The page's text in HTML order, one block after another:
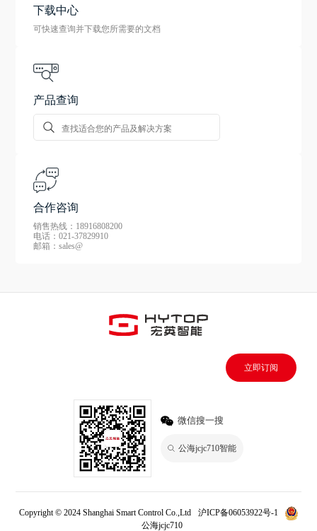
下载中心
可快速查询并下载您所需要的文档
产品查询
合作咨询
销售热线：18916808200
电话：021-37829910
邮箱：sales@
立即订阅
微信搜一搜
公海jcjc710智能
Copyright © 2024 Shanghai Smart Control Co.,Ltd
沪ICP备06053922号-1
公海jcjc710